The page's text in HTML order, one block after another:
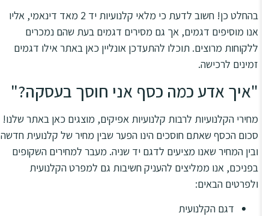
בהחלט כן! חשוב לדעת כי מלאי קלנועיות יד 2 מאד דינאמי, אליו
אנו מוסיפים דגמים, אך גם מסירים דגמים בעת שהם נמכרים
ללקוחות מרוצים. תוכלו להתעדכן אונליין כאן באתר אילו דגמים
זמינים לרכישה.
"איך אדע כמה כסף אני חוסך בעסקה?"
מחירי הקלנועיות לרבות קלנועיות אפיקים, מוצגים כאן באתר שלנו!
סכום הכסף שאתם חוסכים הינו הפער שבין מחיר של קלנועית חדשה
ובין המחיר שאנו מציעים לדגם יד שניה. מעבר למחירים השקופים
בפניכם, אנו ממליצים להעניק חשיבות גם למפרט הקלנועית
ולפרטים הבאים:
דגם הקלנועית